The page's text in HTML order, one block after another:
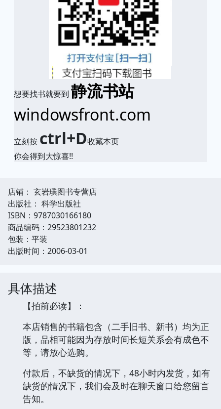
想要找书就要到 静流书站
windowsfront.com
立刻按 ctrl+D收藏本页
你会得到大惊喜!!
店铺： 玄岩璞图书专营店
出版社： 科学出版社
ISBN：9787030166180
商品编码：29523801232
包装：平装
出版时间：2006-03-01
具体描述
【拍前必读】：
本店销售的书籍包含（二手旧书、新书）均为正
版，品相可能因为存放时间长短关系会有成色不
等，请放心选购。
付款后，不缺货的情况下，48小时内发货，如有
缺货的情况下，我们会及时在聊天窗口给您留言
告知。